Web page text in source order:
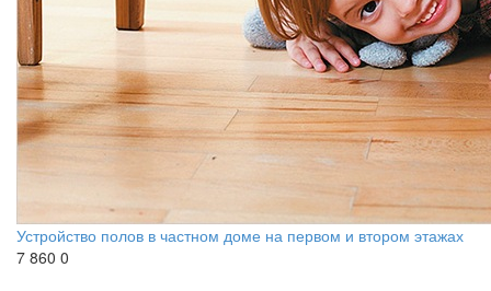
Устройство полов в частном доме на первом и втором этажах
7 860 0